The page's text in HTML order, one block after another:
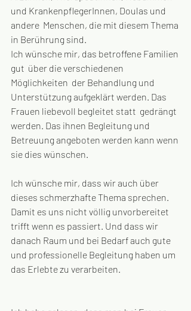
und KrankenpflegerInnen, Doulas und
andere  Menschen, die mit diesem Thema
in Berührung sind.
Ich wünsche mir, das betroffene Familien
gut  über die verschiedenen
Möglichkeiten  der Behandlung und
Unterstützung aufgeklärt werden. Das
Frauen liebevoll begleitet statt  gedrängt
werden. Das ihnen Begleitung und
Betreuung angeboten werden kann wenn
sie dies wünschen.
Ich wünsche mir, dass wir auch über
dieses schmerzhafte Thema sprechen.
Damit es uns nicht völlig unvorbereitet
trifft wenn es passiert. Und dass wir
danach Raum und bei Bedarf auch gute
und professionelle Begleitung haben um
das Erlebte zu verarbeiten.